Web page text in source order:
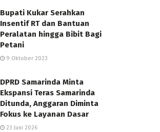
Bupati Kukar Serahkan
Insentif RT dan Bantuan
Peralatan hingga Bibit Bagi
Petani
9 Oktober 2023
DPRD Samarinda Minta
Ekspansi Teras Samarinda
Ditunda, Anggaran Diminta
Fokus ke Layanan Dasar
23 Juni 2026